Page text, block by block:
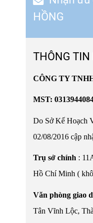
HỒNG
THÔNG TIN
CÔNG TY
MST:
Do Sở Kế Hoạch
02/08/2016 cập
Trụ sở chính :
Hồ Chí Minh (
Văn phòng giao
Tân Vĩnh Lộc,